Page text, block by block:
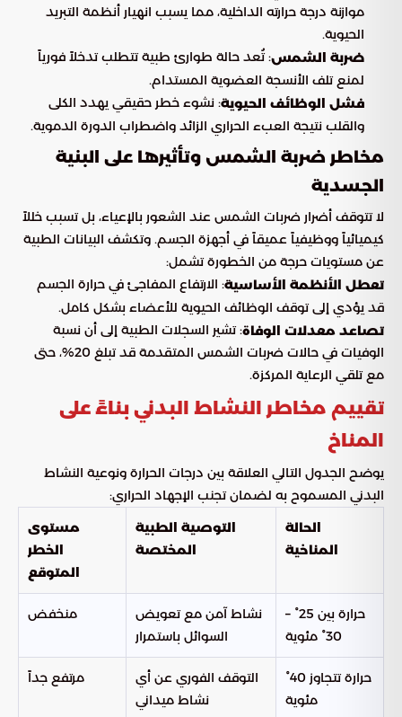
موازنة درجة حرارته الداخلية، مما يسبب انهيار أنظمة التبريد
الحيوية.
ضربة الشمس: تُعد حالة طوارئ طبية تتطلب تدخلاً فورياً
لمنع تلف الأنسجة العضوية المستدام.
فشل الوظائف الحيوية: نشوء خطر حقيقي يهدد الكلى
والقلب نتيجة العبء الحراري الزائد واضطراب الدورة الدموية.
مخاطر ضربة الشمس وتأثيرها على البنية
الجسدية
لا تتوقف أضرار ضربات الشمس عند الشعور بالإعياء، بل تسبب خللاً
كيميائياً ووظيفياً عميقاً في أجهزة الجسم. وتكشف البيانات الطبية
عن مستويات حرجة من الخطورة تشمل:
تعطل الأنظمة الأساسية: الارتفاع المفاجئ في حرارة الجسم
قد يؤدي إلى توقف الوظائف الحيوية للأعضاء بشكل كامل.
تصاعد معدلات الوفاة: تشير السجلات الطبية إلى أن نسبة
الوفيات في حالات ضربات الشمس المتقدمة قد تبلغ 20%، حتى
مع تلقي الرعاية المركزة.
تقييم مخاطر النشاط البدني بناءً على
المناخ
يوضح الجدول التالي العلاقة بين درجات الحرارة ونوعية النشاط
البدني المسموح به لضمان تجنب الإجهاد الحراري:
الحالة
المناخية
التوصية الطبية
المختصة
مستوى
الخطر
المتوقع
حرارة بين 25° –
30° مئوية
نشاط آمن مع تعويض
السوائل باستمرار
منخفض
حرارة تتجاوز 40°
مئوية
التوقف الفوري عن أي
نشاط ميداني
مرتفع جداً